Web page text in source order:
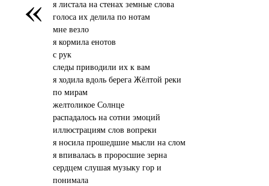
я листала на стенах земные слова
голоса их делила по нотам
мне везло
я кормила енотов
с рук
следы приводили их к вам
я ходила вдоль берега Жёлтой реки
по мирам
желтоликое Солнце
распадалось на сотни эмоций
иллюстрациям слов вопреки
я носила прошедшие мысли на слом
я впивалась в проросшие зерна
сердцем слушая музыку гор и
понимала